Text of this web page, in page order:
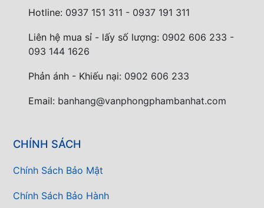
Hotline: 0937 151 311 - 0937 191 311
Liên hệ mua sỉ - lấy số lượng: 0902 606 233 -
093 144 1626
Phản ánh - Khiếu nại: 0902 606 233
Email: banhang@vanphongphambanhat.com
CHÍNH SÁCH
Chính Sách Bảo Mật
Chính Sách Bảo Hành